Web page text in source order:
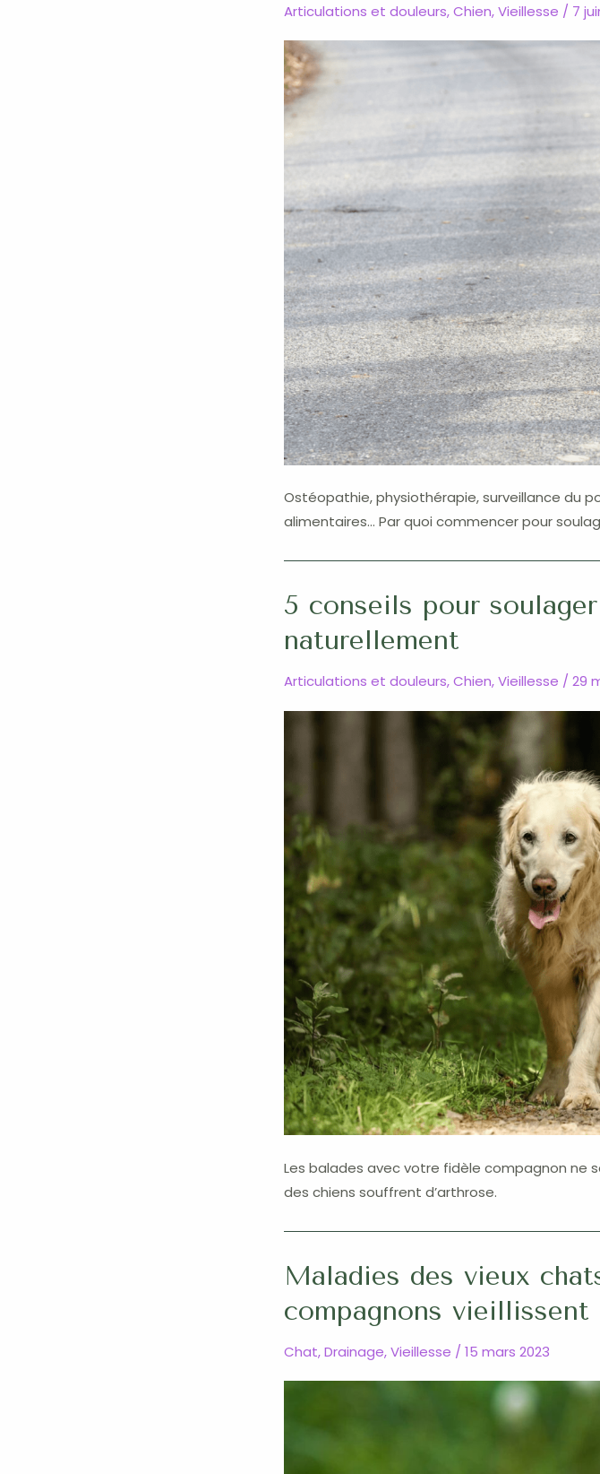
Articulations et douleurs,Chien,Vieillesse / 7
Ostéopathie, physiothérapie, surveillance du
alimentaires… Par quoi commencer pour
5 conseils pour
naturellement
Articulations et douleurs,Chien,Vieillesse / 29
Les balades avec votre fidèle compagnon ne
des chiens souffrent d’arthrose.
Maladies des vieux
compagnons vieillissent
Chat,Drainage,Vieillesse / 15 mars 2023